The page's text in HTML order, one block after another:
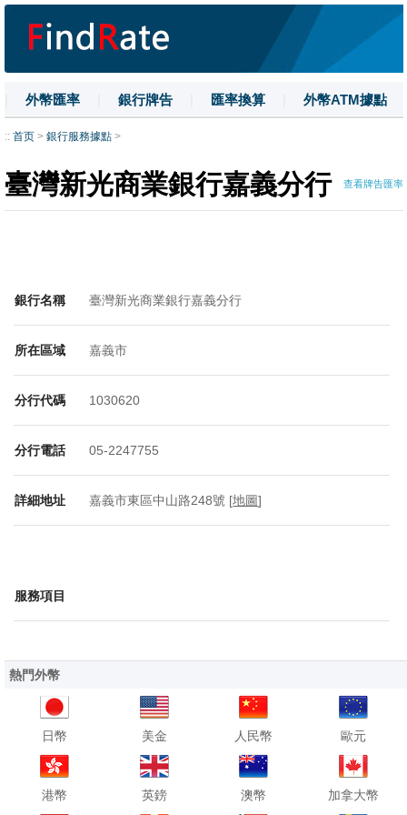
外幣匯率 銀行牌告 匯率換算 外幣ATM據點
| 名詞解釋 | 換匯技巧
:: 首页 > 銀行服務據點 >
臺灣新光商業銀行嘉義分行 查看牌告匯率
銀行名稱 臺灣新光商業銀行嘉義分行
所在區域 嘉義市
分行代碼 1030620
分行電話 05-2247755
詳細地址 嘉義市東區中山路248號 [地圖]
服務項目
熱門外幣
日幣 美金 人民幣 歐元
港幣 英鎊 澳幣 加拿大幣